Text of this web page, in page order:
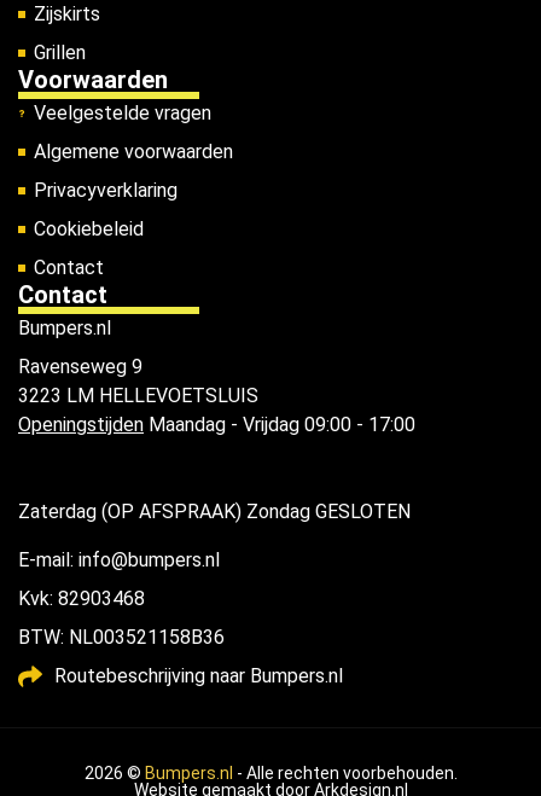
Zijskirts
Grillen
Voorwaarden
Veelgestelde vragen
Algemene voorwaarden
Privacyverklaring
Cookiebeleid
Contact
Contact
Bumpers.nl
Ravenseweg 9
3223 LM HELLEVOETSLUIS
Openingstijden Maandag - Vrijdag 09:00 - 17:00
Zaterdag (OP AFSPRAAK) Zondag GESLOTEN
E-mail: info@bumpers.nl
Kvk: 82903468
BTW: NL003521158B36
Routebeschrijving naar Bumpers.nl
2026 © Bumpers.nl - Alle rechten voorbehouden.
Website gemaakt doorArkdesign.nl